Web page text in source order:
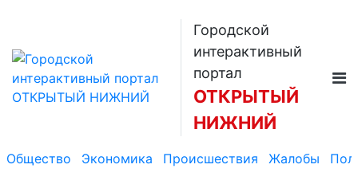
Городской
интерактивный
портал
ОТКРЫТЫЙ
НИЖНИЙ
Общество Экономика Происшествия Жалобы